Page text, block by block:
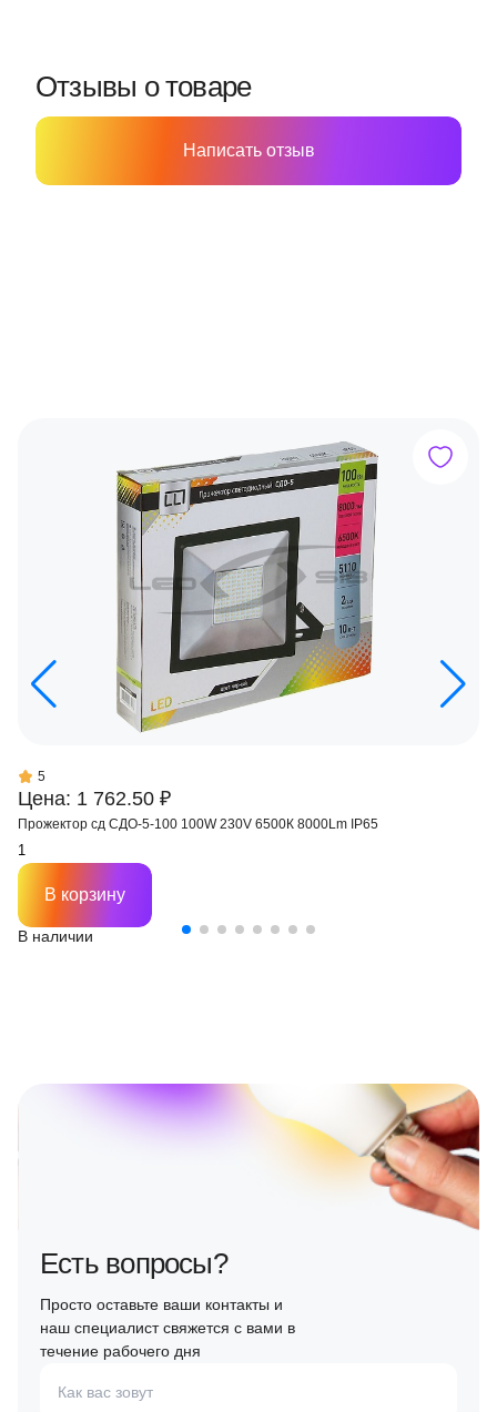
Отзывы о товаре
Написать отзыв
Цена: 1 762.50 ₽
5
Прожектор сд СДО-5-100 100W 230V 6500К 8000Lm IP65
В наличии
В корзину
Есть вопросы?
Просто оставьте ваши контакты и
наш специалист свяжется с вами в
течение рабочего дня
Как вас зовут